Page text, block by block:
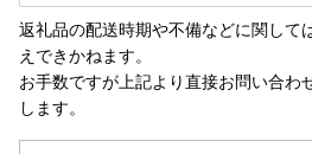
受付分より、届け先変更（転送）
先までの運賃が着払い」となり、
ます。
お申し込みの際は、届け先のご住
注意ください。
贈答先へお届けの場合も「受取人
返礼品の配送時期や不備などに関して
えできかねます。
お手数ですが上記より直接お問い合わ
します。